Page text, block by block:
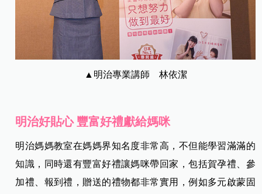
▲明治專業講師 林依潔
明治好貼心 豐富好禮獻給媽咪
明治媽媽教室在媽媽界知名度非常高，不但能學習滿滿的
知識，同時還有豐富好禮讓媽咪帶回家，包括賀孕禮、參
加禮、報到禮，贈送的禮物都非常實用，例如多元啟蒙固